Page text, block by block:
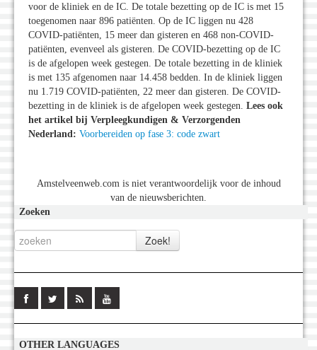
voor de kliniek en de IC. De totale bezetting op de IC is met 15
toegenomen naar 896 patiënten. Op de IC liggen nu 428
COVID-patiënten, 15 meer dan gisteren en 468 non-COVID-
patiënten, evenveel als gisteren. De COVID-bezetting op de IC
is de afgelopen week gestegen. De totale bezetting in de kliniek
is met 135 afgenomen naar 14.458 bedden. In de kliniek liggen
nu 1.719 COVID-patiënten, 22 meer dan gisteren. De COVID-
bezetting in de kliniek is de afgelopen week gestegen. Lees ook
het artikel bij Verpleegkundigen & Verzorgenden
Nederland: Voorbereiden op fase 3: code zwart
Amstelveenweb.com is niet verantwoordelijk voor de inhoud
van de nieuwsberichten.
Zoeken
OTHER LANGUAGES